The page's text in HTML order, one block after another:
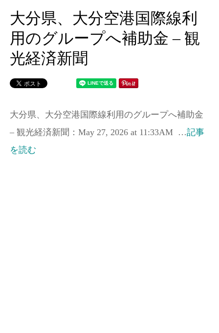
大分県、大分空港国際線利
用のグループへ補助金 – 観
光経済新聞
大分県、大分空港国際線利用のグループへ補助金
– 観光経済新聞：May 27, 2026 at 11:33AM …記事
を読む